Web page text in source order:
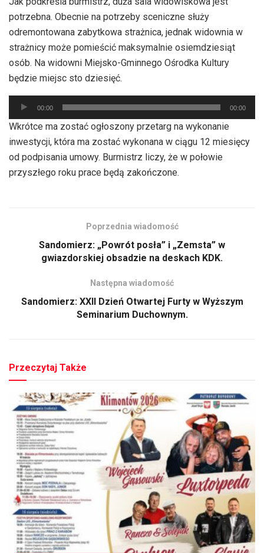
dźwiękowych
potrzebna. Obecnie na potrzeby sceniczne służy
odremontowana zabytkowa strażnica, jednak widownia w
strażnicy może pomieścić maksymalnie osiemdziesiąt
osób. Na widowni Miejsko-Gminnego Ośrodka Kultury
będzie miejsc sto dziesięć.
Odtwarzacz
plików
dźwiękowych
00:00 00:00
Wkrótce ma zostać ogłoszony przetarg na wykonanie
inwestycji, która ma zostać wykonana w ciągu 12 miesięcy
od podpisania umowy. Burmistrz liczy, że w połowie
przyszłego roku prace będą zakończone.
Poprzednia wiadomość
Sandomierz: „Powrót posła” i „Zemsta” w
gwiazdorskiej obsadzie na deskach KDK.
Następna wiadomość
Sandomierz: XXII Dzień Otwartej Furty w Wyższym
Seminarium Duchownym.
Przeczytaj Także